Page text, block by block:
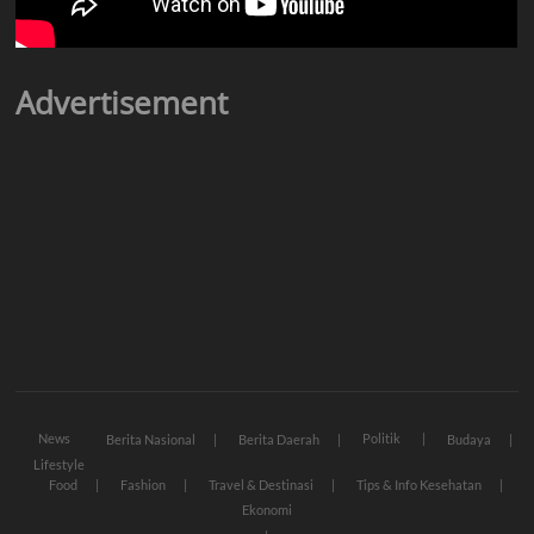
Advertisement
News Berita Nasional Berita Daerah Politik
Budaya
Lifestyle
Food
Fashion Travel & Destinasi
Tips & Info Kesehatan
Ekonomi